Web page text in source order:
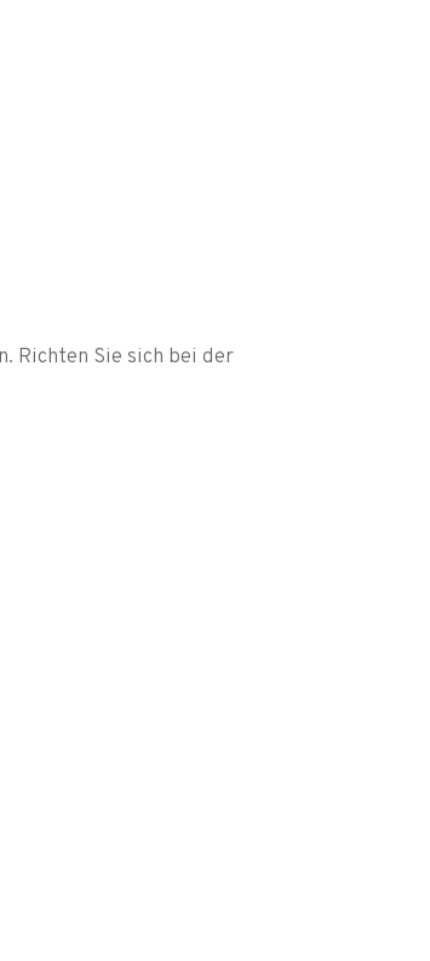
Richten Sie sich bei der